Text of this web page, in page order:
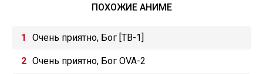
ПОХОЖИЕ АНИМЕ
Очень приятно, Бог [ТВ-1]
Очень приятно, Бог OVA-2